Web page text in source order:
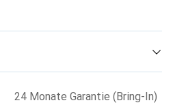
24 Monate Garantie (Bring-In)